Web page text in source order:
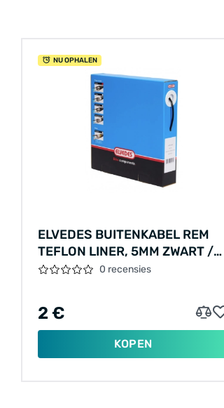
NU OPHALEN
ELVEDES BUITENKABEL REM
TEFLON LINER, 5MM ZWART /
1M
0 recensies
2 €
KOPEN